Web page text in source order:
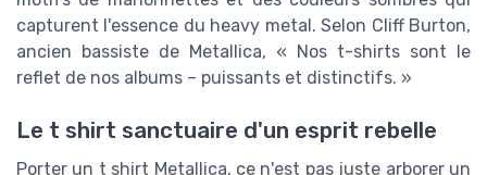
capturent l'essence du heavy metal. Selon Cliff Burton,
ancien bassiste de Metallica, « Nos t-shirts sont le
reflet de nos albums – puissants et distinctifs. »
Le t shirt sanctuaire d'un esprit rebelle
Porter un t shirt Metallica, ce n'est pas juste arborer un